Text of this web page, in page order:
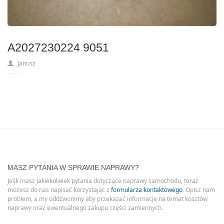
A2027230224 9051
Janusz
MASZ PYTANIA W SPRAWIE NAPRAWY?
Jeśli masz jakiekolwiek pytania dotyczące naprawy samochodu, teraz
możesz do nas napisać korzystając z formularza kontaktowego. Opisz nam
problem, a my oddzwonimy aby przekazać informacje na temat kosztów
naprawy oraz ewentualnego zakupu części zamiennych.